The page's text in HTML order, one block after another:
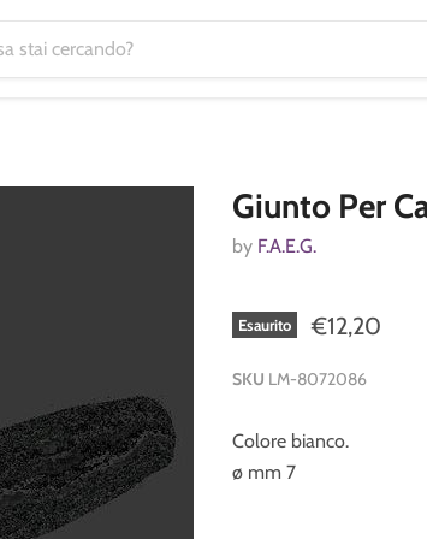
Giunto Per
by F.A.E.G.
Esaurito €12,20
SKU LM-8072086
Colore bianco.
ø mm 7